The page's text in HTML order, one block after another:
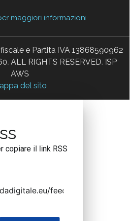
maggiori informazioni
e Partita IVA 13868590962
ALL RIGHTS RESERVED. ISP
AWS
del sito
copiare il link RSS